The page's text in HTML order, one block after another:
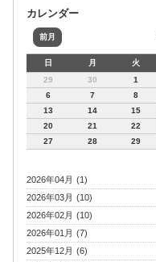
カレンダー
前月
日 月 火
29
30 1
6
7 8
13
14 15
20
21 22
27
28 29
2026年04月 (1)
2026年03月 (10)
2026年02月 (10)
2026年01月 (7)
2025年12月 (6)